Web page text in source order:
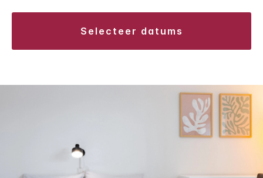
selecteer datums